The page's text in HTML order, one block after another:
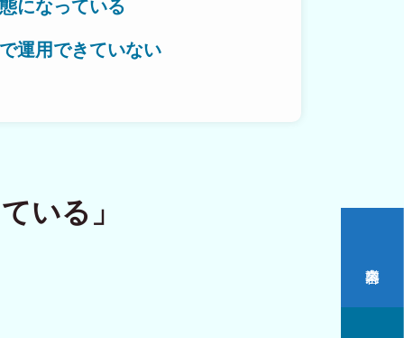
になっている
運用できていない
いる」